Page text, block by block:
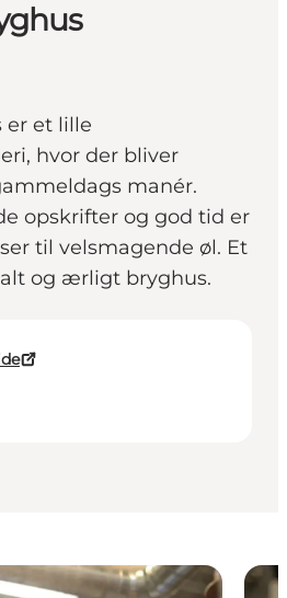
er et lille
hvor der bliver
manér.
opskrifter og god tid er
til velsmagende øl. Et
og ærligt bryghus.